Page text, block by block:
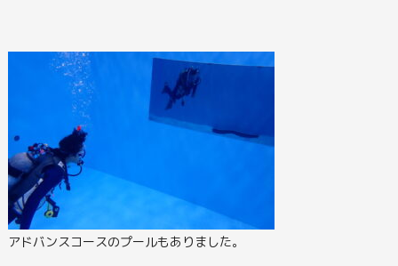
アドバンスコースのプールもありました。